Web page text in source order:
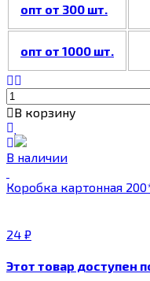
опт от 300 шт.
опт от 1000 шт.
В корзину
В наличии
Коробка картонная
24 ₽
Этот товар доступен